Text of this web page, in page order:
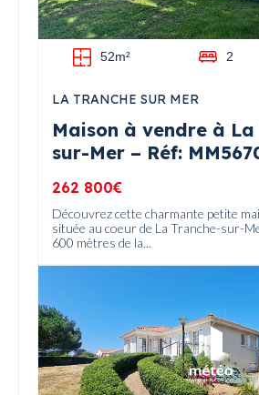
52m² 2
Maison à vendre à
sur-Mer – Réf:
LA TRANCHE SUR MER
262 800€
Découvrez cette charmante petite
située au coeur de La Tranche-sur-
600 mètres de la...